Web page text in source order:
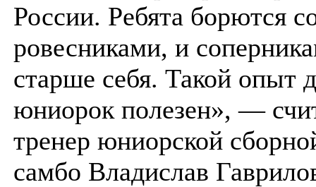
России. Ребята борются
ровесниками, и
старше себя. Такой опыт
юниорок полезен», —
тренер юниорской
самбо Владислав